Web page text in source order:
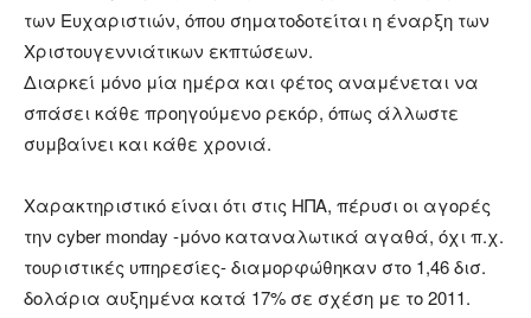
των Ευχαριστιών, όπου σηματοδοτείται η έναρξη των
Χριστουγεννιάτικων εκπτώσεων.
Διαρκεί μόνο μία ημέρα και φέτος αναμένεται να
σπάσει κάθε προηγούμενο ρεκόρ, όπως άλλωστε
συμβαίνει και κάθε χρονιά.
Χαρακτηριστικό είναι ότι στις ΗΠΑ, πέρυσι οι αγορές
την cyber monday -μόνο καταναλωτικά αγαθά, όχι π.χ.
τουριστικές υπηρεσίες- διαμορφώθηκαν στο 1,46 δισ.
δολάρια αυξημένα κατά 17% σε σχέση με το 2011.